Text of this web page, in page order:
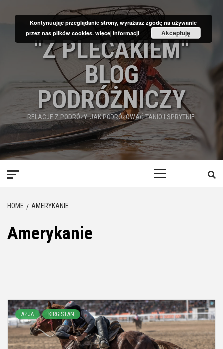
"Z PLECAKIEM"
BLOG
PODRÓŻNICZY
RELACJE Z PODRÓŻY. JAK PODRÓŻOWAĆ TANIO I SPRYTNIE.
HOME AMERYKANIE
Amerykanie
AZJA KIRGISTAN
Kontynuując przeglądanie strony, wyrażasz zgodę na używanie
przez nas plików cookies.więcej informacji Akceptuję